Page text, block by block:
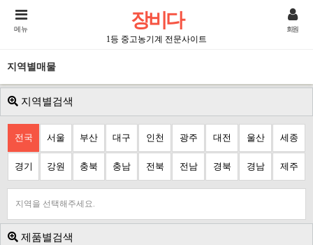
장비다
1등 중고농기계 전문사이트
메뉴 회원
지역별매물
지역별검색
전국 서울 부산 대구 인천 광주 대전 울산 세종
경기 강원 충북 충남 전북 전남 경북 경남 제주
지역을 선택해주세요.
제품별검색